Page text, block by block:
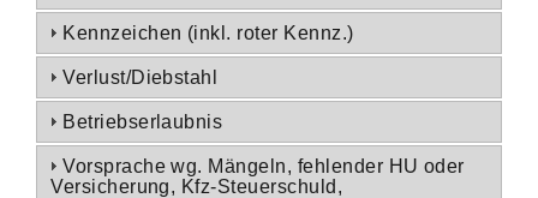
Kennzeichen (inkl. roter Kennz.)
Verlust/Diebstahl
Betriebserlaubnis
Vorsprache wg. Mängeln, fehlender HU oder
Versicherung, Kfz-Steuerschuld,